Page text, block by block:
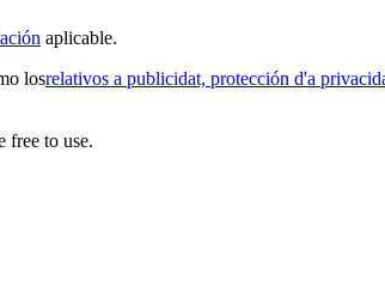
aplicable.
losrelativos a publicidat, protección d'a
free to use.